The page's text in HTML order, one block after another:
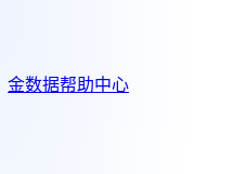
金数据帮助中心